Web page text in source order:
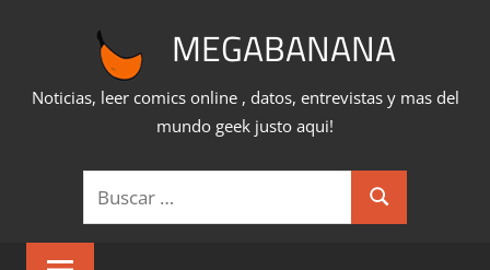
MEGABANANA
Noticias, leer comics online , datos, entrevistas y mas del
mundo geek justo aqui!
Buscar:
Buscar